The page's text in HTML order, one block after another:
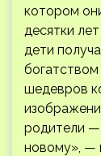
котором
десятки
дети
богатством
шедевров
родители
новому», —